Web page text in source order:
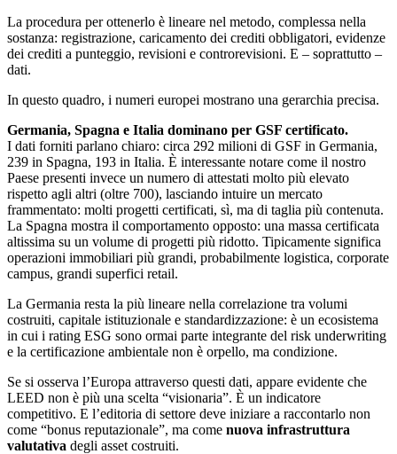
La procedura per ottenerlo è lineare nel metodo, complessa nella
sostanza: registrazione, caricamento dei crediti obbligatori, evidenze
dei crediti a punteggio, revisioni e controrevisioni. E – soprattutto –
dati.
In questo quadro, i numeri europei mostrano una gerarchia precisa.
Germania, Spagna e Italia dominano per GSF certificato.
I dati forniti parlano chiaro: circa 292 milioni di GSF in Germania,
239 in Spagna, 193 in Italia. È interessante notare come il nostro
Paese presenti invece un numero di attestati molto più elevato
rispetto agli altri (oltre 700), lasciando intuire un mercato
frammentato: molti progetti certificati, sì, ma di taglia più contenuta.
La Spagna mostra il comportamento opposto: una massa certificata
altissima su un volume di progetti più ridotto. Tipicamente significa
operazioni immobiliari più grandi, probabilmente logistica, corporate
campus, grandi superfici retail.
La Germania resta la più lineare nella correlazione tra volumi
costruiti, capitale istituzionale e standardizzazione: è un ecosistema
in cui i rating ESG sono ormai parte integrante del risk underwriting
e la certificazione ambientale non è orpello, ma condizione.
Se si osserva l’Europa attraverso questi dati, appare evidente che
LEED non è più una scelta “visionaria”. È un indicatore
competitivo. E l’editoria di settore deve iniziare a raccontarlo non
come “bonus reputazionale”, ma come nuova infrastruttura
valutativa degli asset costruiti.